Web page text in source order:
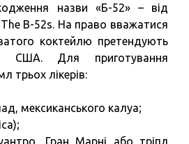
назви «Б-52» – від
B-52s. На право вважатися
коктейлю претендують
США. Для приготування
трьох лікерів:
мексиканського калуа;
Гран Марні або тріпл